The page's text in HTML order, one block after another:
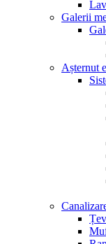
Galerii
Așternut